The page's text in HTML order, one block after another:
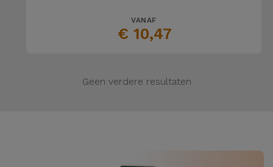
VANAF
€ 10,47
Geen verdere resultaten